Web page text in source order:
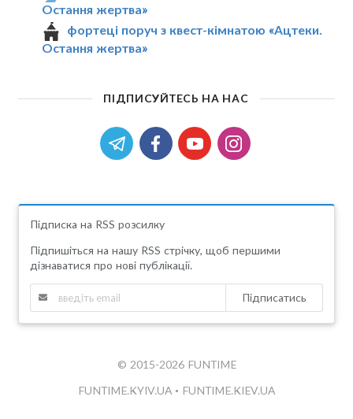
Остання жертва»
фортеці поруч з квест-кімнатою «Ацтеки.
Остання жертва»
ПІДПИСУЙТЕСЬ НА НАС
Підписка на RSS розсилку
Підпишіться на нашу RSS стрічку, щоб першими
дізнаватися про нові публікації.
Підписатись
© 2015-2026 FUNTIME
FUNTIME.KYIV.UA • FUNTIME.KIEV.UA